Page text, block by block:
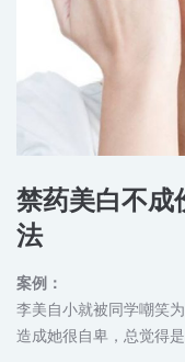
禁药美白不成
法
案例：
李美自小就被同学嘲笑
造成她很自卑，总觉得